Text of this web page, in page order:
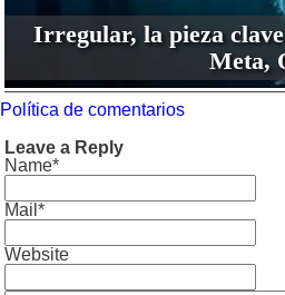
Irregular, la pieza
Meta,
Política de comentarios
Leave a Reply
Name*
Mail*
Website